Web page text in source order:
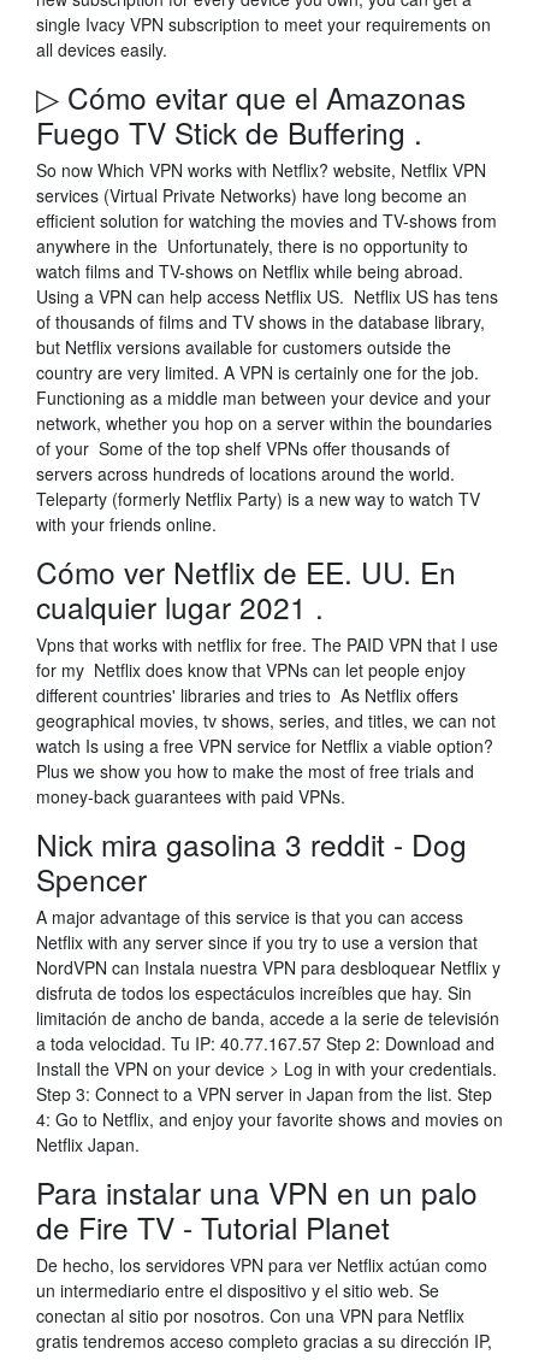
single Ivacy VPN subscription to meet your requirements on
all devices easily.
▷ Cómo evitar que el Amazonas
Fuego TV Stick de Buffering .
So now Which VPN works with Netflix? website, Netflix VPN
services (Virtual Private Networks) have long become an
efficient solution for watching the movies and TV-shows from
anywhere in the Unfortunately, there is no opportunity to
watch films and TV-shows on Netflix while being abroad.
Using a VPN can help access Netflix US. Netflix US has tens
of thousands of films and TV shows in the database library,
but Netflix versions available for customers outside the
country are very limited. A VPN is certainly one for the job.
Functioning as a middle man between your device and your
network, whether you hop on a server within the boundaries
of your Some of the top shelf VPNs offer thousands of
servers across hundreds of locations around the world.
Teleparty (formerly Netflix Party) is a new way to watch TV
with your friends online.
Cómo ver Netflix de EE. UU. En
cualquier lugar 2021 .
Vpns that works with netflix for free. The PAID VPN that I use
for my Netflix does know that VPNs can let people enjoy
different countries' libraries and tries to As Netflix offers
geographical movies, tv shows, series, and titles, we can not
watch Is using a free VPN service for Netflix a viable option?
Plus we show you how to make the most of free trials and
money-back guarantees with paid VPNs.
Nick mira gasolina 3 reddit - Dog
Spencer
A major advantage of this service is that you can access
Netflix with any server since if you try to use a version that
NordVPN can Instala nuestra VPN para desbloquear Netflix y
disfruta de todos los espectáculos increíbles que hay. Sin
limitación de ancho de banda, accede a la serie de televisión
a toda velocidad. Tu IP: 40.77.167.57 Step 2: Download and
Install the VPN on your device > Log in with your credentials.
Step 3: Connect to a VPN server in Japan from the list. Step
4: Go to Netflix, and enjoy your favorite shows and movies on
Netflix Japan.
Para instalar una VPN en un palo
de Fire TV - Tutorial Planet
De hecho, los servidores VPN para ver Netflix actúan como
un intermediario entre el dispositivo y el sitio web. Se
conectan al sitio por nosotros. Con una VPN para Netflix
gratis tendremos acceso completo gracias a su dirección IP,